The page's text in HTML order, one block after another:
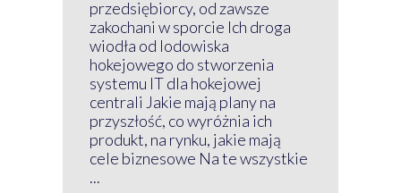
przedsiębiorcy, od zawsze
zakochani w sporcie Ich droga
wiodła od lodowiska
hokejowego do stworzenia
systemu IT dla hokejowej
centrali Jakie mają plany na
przyszłość, co wyróżnia ich
produkt, na rynku, jakie mają
cele biznesowe Na te wszystkie
...